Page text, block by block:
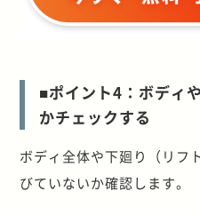
■ポイント4：ボディ
かチェックする
ボディ全体や下廻り（リフ
びていないか確認します。